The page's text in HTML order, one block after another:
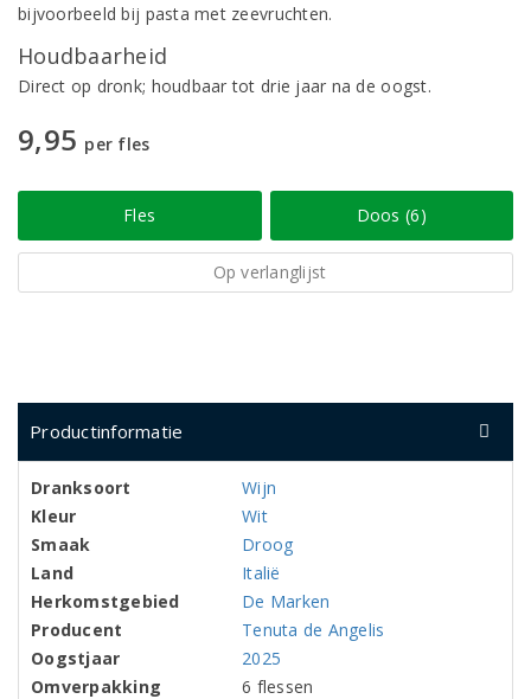
bijvoorbeeld bij pasta met zeevruchten.
Houdbaarheid
Direct op dronk; houdbaar tot drie jaar na de oogst.
9,95 per fles
Fles Doos (6)
Op verlanglijst
Productinformatie
Dranksoort
Wijn
Kleur
Wit
Smaak
Droog
Land
Italië
Herkomstgebied
De Marken
Producent
Tenuta de Angelis
Oogstjaar
2025
Omverpakking
6 flessen